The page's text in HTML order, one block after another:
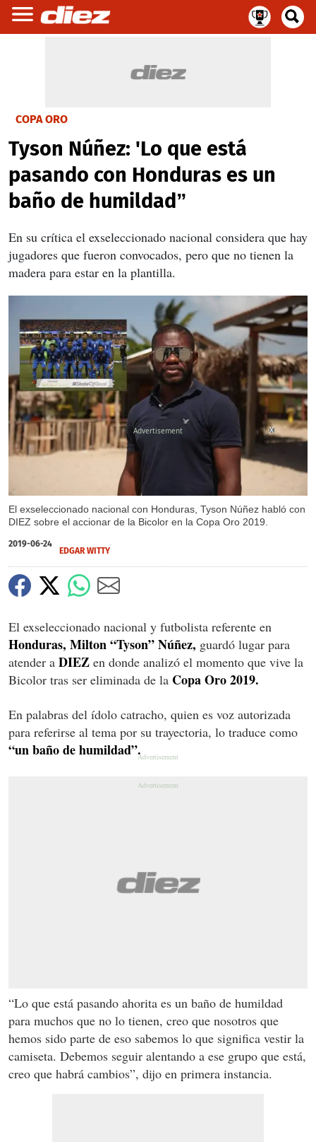
COPA ORO
Tyson Núñez: 'Lo que está
pasando con Honduras es un
baño de humildad”
En su crítica el exseleccionado nacional considera que hay
jugadores que fueron convocados, pero que no tienen la
madera para estar en la plantilla.
El exseleccionado nacional con Honduras, Tyson Núñez habló con
DIEZ sobre el accionar de la Bicolor en la Copa Oro 2019.
X
X
2019-06-24
EDGAR WITTY
El exseleccionado nacional y futbolista referente en
Honduras, Milton “Tyson” Núñez, guardó lugar para
atender a DIEZ en donde analizó el momento que vive la
Bicolor tras ser eliminada de la Copa Oro 2019.
En palabras del ídolo catracho, quien es voz autorizada
para referirse al tema por su trayectoria, lo traduce como
“un baño de humildad”.
“Lo que está pasando ahorita es un baño de humildad
para muchos que no lo tienen, creo que nosotros que
hemos sido parte de eso sabemos lo que significa vestir la
camiseta. Debemos seguir alentando a ese grupo que está,
creo que habrá cambios”, dijo en primera instancia.